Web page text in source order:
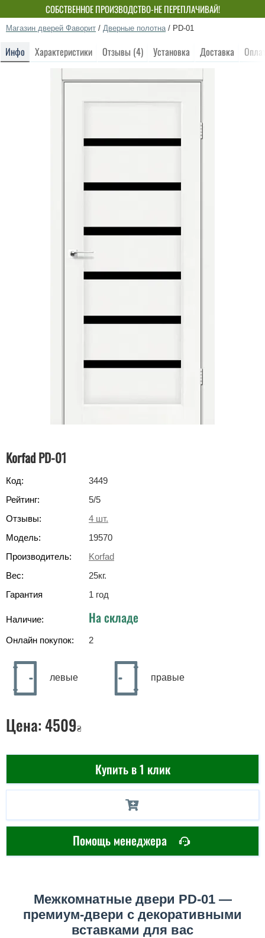
СОБСТВЕННОЕ ПРОИЗВОДСТВО-НЕ ПЕРЕПЛАЧИВАЙ!
Магазин дверей Фаворит / Дверные полотна / PD-01
Инфо Характеристики Отзывы (4) Установка Доставка
Korfad PD-01
Код:
3449
Рейтинг:
5/5
Отзывы:
4 шт.
Модель:
19570
Производитель:
Korfad
Вес:
25кг.
Гарантия
1 год
Наличие: На складе
Онлайн покупок: 2
левые правые
Цена:4509₴
Купить в 1 клик
Помощь менеджера
Межкомнатные двери PD-01 —
премиум-двери с декоративными
вставками для вас